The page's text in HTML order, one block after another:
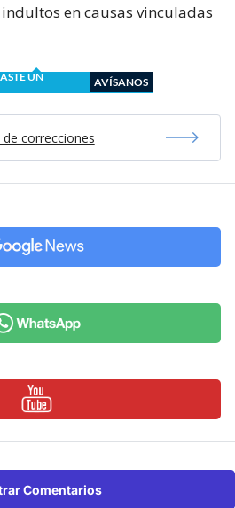
en causas vinculadas
UN
AVÍSANOS
correcciones
Comentarios